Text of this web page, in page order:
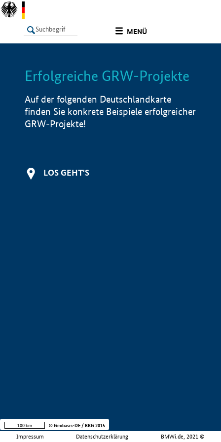
MENÜ
LISTE Info
Erfolgreiche GRW-Projekte
Auf der folgenden Deutschlandkarte
finden Sie konkrete Beispiele erfolgreicher
GRW-Projekte!
LOS GEHT'S
Impressum Datenschutzerklärung BMWi.de, 2021 ©
100 km © Geobasis-DE / BKG 2015